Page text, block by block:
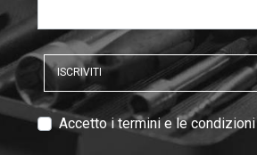
ISCRIVITI
V
Accetto i termini e le condizioni